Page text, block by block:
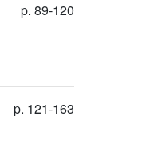
p. 89-120
p. 121-163